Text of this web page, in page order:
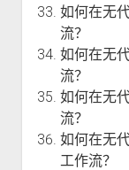
如何在无
流？
如何在无
流？
如何在无
流？
如何在无
工作流？